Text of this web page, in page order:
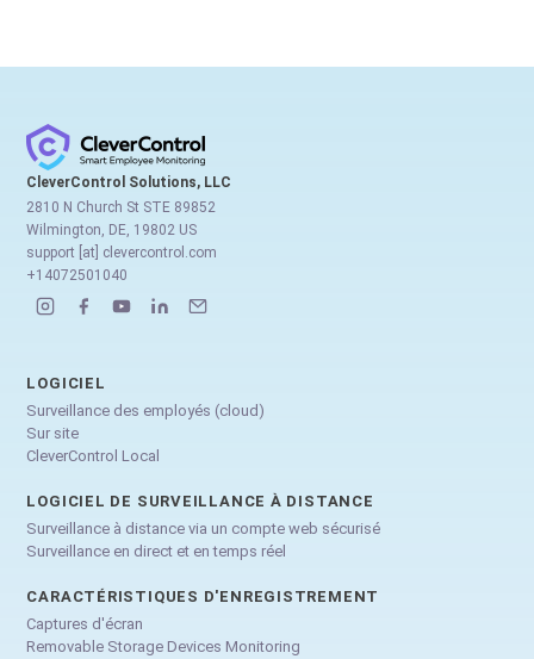
CleverControl Solutions, LLC
2810 N Church St STE 89852
Wilmington, DE, 19802 US
support [at] clevercontrol.com
+14072501040
LOGICIEL
Surveillance des employés (cloud)
Sur site
CleverControl Local
LOGICIEL DE SURVEILLANCE À DISTANCE
Surveillance à distance via un compte web sécurisé
Surveillance en direct et en temps réel
CARACTÉRISTIQUES D'ENREGISTREMENT
Captures d'écran
Removable Storage Devices Monitoring